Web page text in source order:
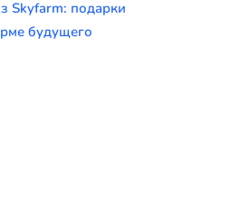
Skyfarm: подарки
будущего